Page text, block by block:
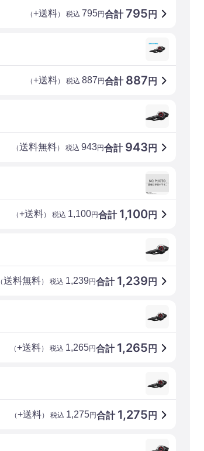
合計795 円
（+送料） 税込 795円
合計 887 円
（+送料） 税込 887円
合計 943 円
（送料無料） 税込 943円
合計 1,100円
（+送料） 税込 1,100円
合計 1,239 円
（送料無料） 税込 1,239円
合計 1,265 円
（+送料） 税込 1,265円
合計 1,275 円
（+送料） 税込 1,275円